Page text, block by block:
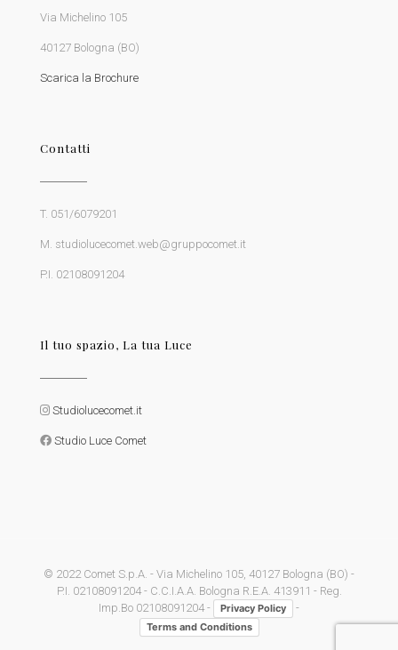
Via Michelino 105
40127 Bologna (BO)
Scarica la Brochure
Contatti
T. 051/6079201
M. studiolucecomet.web@gruppocomet.it
P.I. 02108091204
Il tuo spazio, La tua Luce
Studiolucecomet.it
Studio Luce Comet
© 2022 Comet S.p.A. - Via Michelino 105, 40127 Bologna (BO) -
P.I. 02108091204 - C.C.I.A.A. Bologna R.E.A. 413911 - Reg.
Imp.Bo 02108091204 -
Privacy Policy -
Terms and Conditions